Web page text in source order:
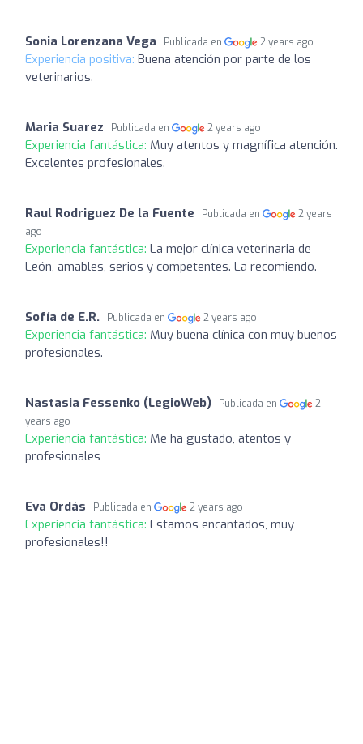
Sonia Lorenzana Vega Publicada en 2 years ago
Experiencia positiva: Buena atención por parte de los
veterinarios.
Maria Suarez Publicada en 2 years ago
Experiencia fantástica: Muy atentos y magnífica atención.
Excelentes profesionales.
Raul Rodriguez De la Fuente Publicada en
2 years
ago
Experiencia fantástica: La mejor clínica veterinaria de
León, amables, serios y competentes. La recomiendo.
Sofía de E.R. Publicada en 2 years ago
Experiencia fantástica: Muy buena clínica con muy buenos
profesionales.
Nastasia Fessenko (LegioWeb) Publicada en
2
years ago
Experiencia fantástica: Me ha gustado, atentos y
profesionales
Eva Ordás Publicada en 2 years ago
Experiencia fantástica: Estamos encantados, muy
profesionales!!